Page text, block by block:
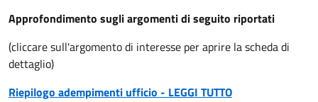
Approfondimento sugli argomenti di seguito riportati
(cliccare sull'argomento di interesse per aprire la scheda di
dettaglio)
Riepilogo adempimenti ufficio - LEGGI TUTTO